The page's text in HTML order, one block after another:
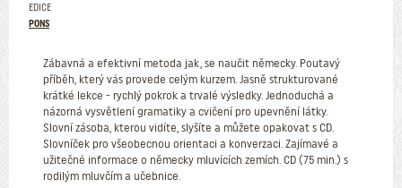
EDICE
PONS
Zábavná a efektivní metoda jak, se naučit německy. Poutavý
příběh, který vás provede celým kurzem. Jasně strukturované
krátké lekce - rychlý pokrok a trvalé výsledky. Jednoduchá a
názorná vysvětlení gramatiky a cvičení pro upevnění látky.
Slovní zásoba, kterou vidíte, slyšíte a můžete opakovat s CD.
Slovníček pro všeobecnou orientaci a konverzaci. Zajímavé a
užitečné informace o německy mluvících zemích. CD (75 min.) s
rodilým mluvčím a učebnice.